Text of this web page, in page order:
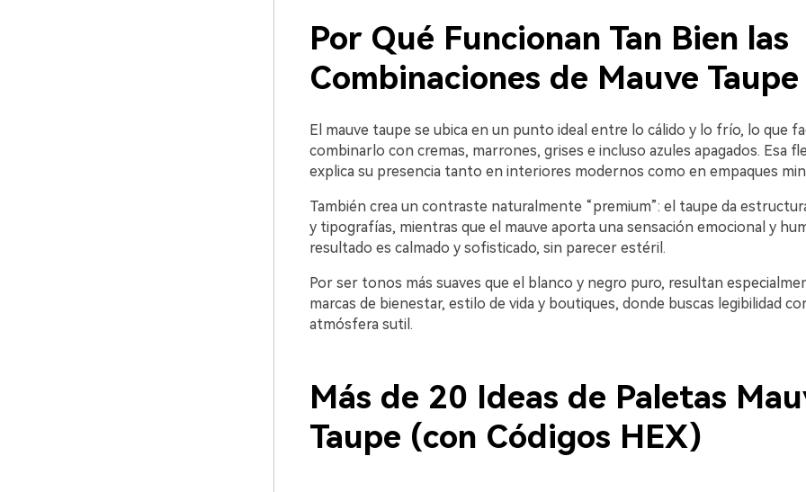
Por Qué Funcionan Tan Bien las
Combinaciones de Mauve Taupe
El mauve taupe se ubica en un punto ideal entre lo cálido y lo frío, lo que
combinarlo con cremas, marrones, grises e incluso azules apagados. Esa
explica su presencia tanto en interiores modernos como en empaques
También crea un contraste naturalmente “premium”: el taupe da
y tipografías, mientras que el mauve aporta una sensación emocional y
resultado es calmado y sofisticado, sin parecer estéril.
Por ser tonos más suaves que el blanco y negro puro, resultan
marcas de bienestar, estilo de vida y boutiques, donde buscas legibilidad
atmósfera sutil.
Más de 20 Ideas de Paletas
Taupe (con Códigos HEX)